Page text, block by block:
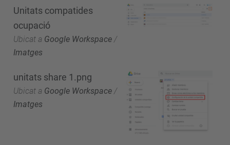
Unitats compatides
ocupació
Ubicat a Google Workspace /
Imatges
unitats share 1.png
Ubicat a Google Workspace /
Imatges